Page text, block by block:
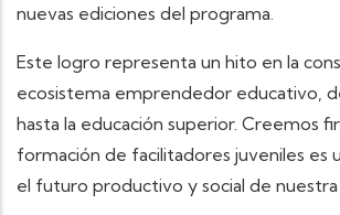
nuevas ediciones del programa.
Este logro representa un hito en la
ecosistema emprendedor educativo,
hasta la educación superior. Creemos
formación de facilitadores juveniles es
el futuro productivo y social de nuestra